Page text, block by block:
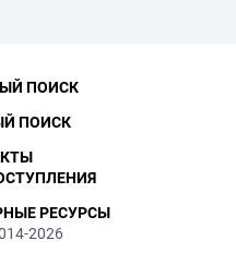
2026
ПОИСК
ПОИСК
РЕСУРСЫ